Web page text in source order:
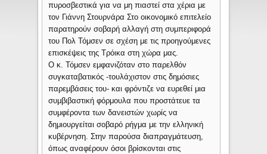
πυροσβεστικά για να μη πιαστεί στα χέρια με
τον Γιάννη Στουρνάρα Στο οικονομικό επιτελείο
παρατηρούν σοβαρή αλλαγή στη συμπεριφορά
του Πολ Τόμσεν σε σχέση με τις προηγούμενες
επισκέψεις της Τρόικα στη χώρα μας.
Ο κ. Τόμσεν εμφανιζόταν στο παρελθόν
συγκαταβατικός -τουλάχιστον στις δημόσιες
παρεμβάσεις του- και φρόντιζε να ευρεθεί μια
συμβιβαστική φόρμουλα που προστάτευε τα
συμφέροντα των δανειστών χωρίς να
δημιουργείται σοβαρό ρήγμα με την ελληνική
κυβέρνηση. Στην παρούσα διαπραγμάτευση,
όπως αναφέρουν όσοι βρίσκονται στις